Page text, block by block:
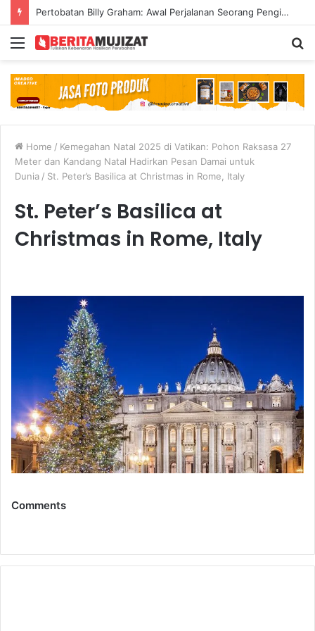
Pertobatan Billy Graham: Awal Perjalanan Seorang Penginjil Dunia
Menu
Home / Kemegahan Natal 2025 di Vatikan: Pohon Raksasa 27
Meter dan Kandang Natal Hadirkan Pesan Damai untuk
Dunia / St. Peter’s Basilica at Christmas in Rome, Italy
St. Peter’s Basilica at
Christmas in Rome, Italy
Comments